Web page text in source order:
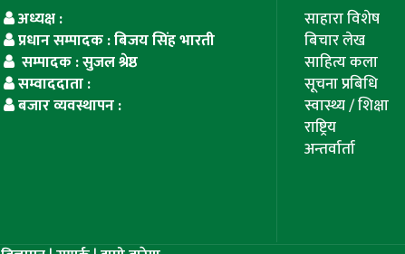
अध्यक्ष :
प्रधान सम्पादक : बिजय सिंह भारती
सम्पादक : सुजल श्रेष्ठ
सम्वाददाता :
बजार व्यवस्थापन :
साहारा विशेष
बिचार लेख
साहित्य कला
सूचना प्रबिधि
स्वास्थ्य / शिक्षा
राष्ट्रिय
अन्तर्वार्ता